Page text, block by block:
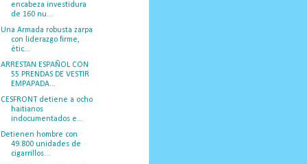
encabeza investidura
de 160 nu...
Una Armada robusta zarpa
con liderazgo firme,
étic...
ARRESTAN ESPAÑOL CON
55 PRENDAS DE VESTIR
EMPAPADA...
CESFRONT detiene a ocho
haitianos
indocumentados e...
Detienen hombre con
49.800 unidades de
cigarrillos...